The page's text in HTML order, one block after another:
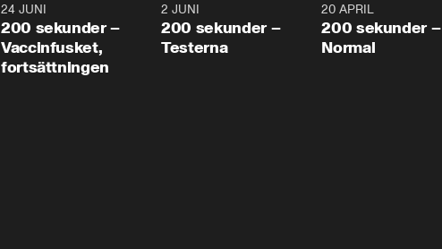
5:00
24 JUNI
200 sekunder –
Vaccinfusket,
fortsättningen
4:23
2 JUNI
200 sekunder –
Testerna
20 APRIL
200 sekunder –
Normal